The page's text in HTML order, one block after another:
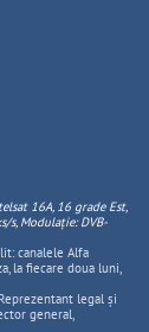
16A, 16 grade Est,
s, Modulație: DVB-
canalele Alfa
la fiecare doua luni,
legal și
general,